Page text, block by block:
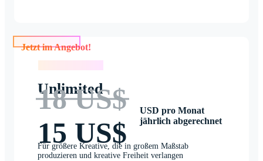
Jetzt im Angebot!
Unlimited
18 US$
15 US$
USD pro Monat
jährlich abgerechnet
Für größere Kreative, die in großem Maßstab
produzieren und kreative Freiheit verlangen